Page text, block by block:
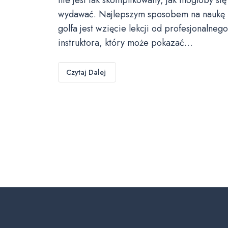
wydawać. Najlepszym sposobem na naukę
golfa jest wzięcie lekcji od profesjonalnego
instruktora, który może pokazać…
Czytaj Dalej